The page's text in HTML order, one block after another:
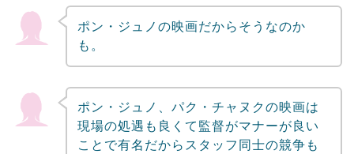
ポン・ジュノの映画だからそうなのか
も。
ポン・ジュノ、パク・チャヌクの映画は
現場の処遇も良くて監督がマナーが良い
ことで有名だからスタッフ同士の競争も